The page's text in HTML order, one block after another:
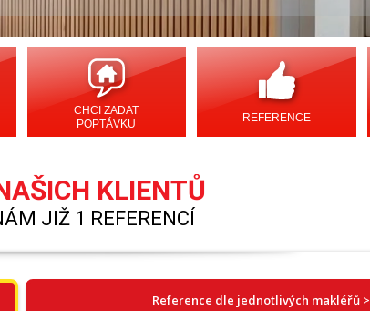
CHCI ZADAT
POPTÁVKU
REFERENCE
KLIENTŮ
JIŽ 1 REFERENCÍ
Reference dle jednotlivých makléřů >